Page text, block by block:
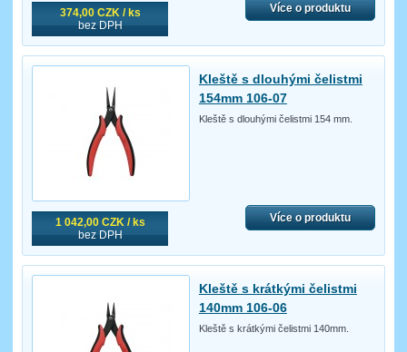
374,00 CZK / ks
bez DPH
Více o produktu
1 042,00 CZK / ks
bez DPH
Kleště s dlouhými čelistmi
154mm 106-07
Kleště s dlouhými čelistmi 154 mm.
Více o produktu
Kleště s krátkými čelistmi
140mm 106-06
Kleště s krátkými čelistmi 140mm.